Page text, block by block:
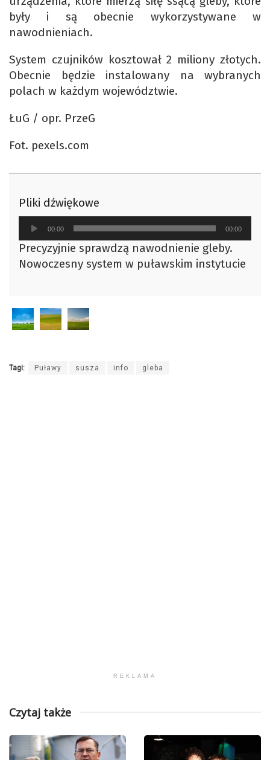
były i są obecnie wykorzystywane w
nawodnieniach.
System czujników kosztował 2 miliony złotych.
Obecnie będzie instalowany na wybranych
polach w każdym województwie.
ŁuG / opr. PrzeG
Fot. pexels.com
Pliki dźwiękowe
Odtwarzacz
plików
dźwiękowych
00:00 00:00
Precyzyjnie sprawdzą nawodnienie gleby.
Nowoczesny system w puławskim instytucie
Tagi: Puławy susza info gleba
REKLAMA
Czytaj także